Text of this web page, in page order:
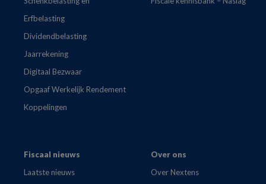
Erfbelasting
Dividendbelasting
Jaarrekening
Digitaal Bezwaar
Opgaaf Werkelijk Rendement
Koppelingen
Fiscaal nieuws
Laatste nieuws
Over ons
Over Nextens